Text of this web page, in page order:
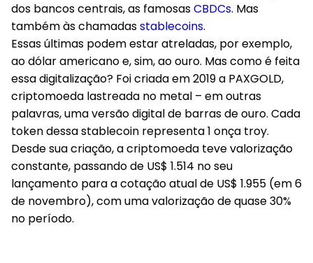
dos bancos centrais, as famosasCBDCs. Mas
também às chamadasstablecoins.
Essas últimas podem estar atreladas, por exemplo,
ao dólar americano e, sim, ao ouro. Mas como é feita
essa digitalização? Foi criada em 2019 a PAXGOLD,
criptomoeda lastreada no metal – em outras
palavras, uma versão digital de barras de ouro. Cada
token dessa stablecoin representa 1 onça troy.
Desde sua criação, a criptomoeda teve valorização
constante, passando de US$ 1.514 no seu
lançamento para a cotação atual de US$ 1.955 (em 6
de novembro), com uma valorização de quase 30%
no período.